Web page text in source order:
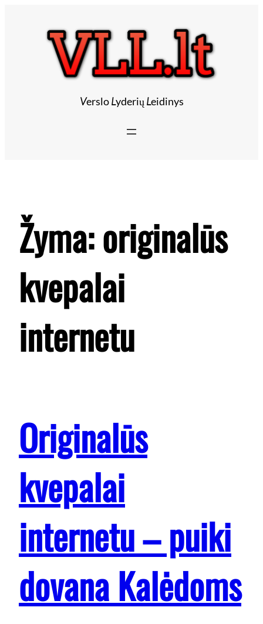
VersloLyderių Leidinys
Žyma:originalūs
kvepalai
internetu
Originalūs
kvepalai
internetu – puiki
dovana Kalėdoms